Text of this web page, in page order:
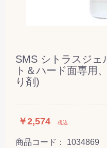
SMS シトラスジ
ト＆ハード面専用
り剤)
￥2,574 税込
商品コード： 1034869